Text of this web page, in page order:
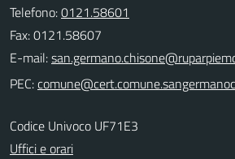
Telefono:0121.58601
Fax: 0121.58607
E-mail:
PEC:
Codice Univoco UF71E3
Uffici e orari